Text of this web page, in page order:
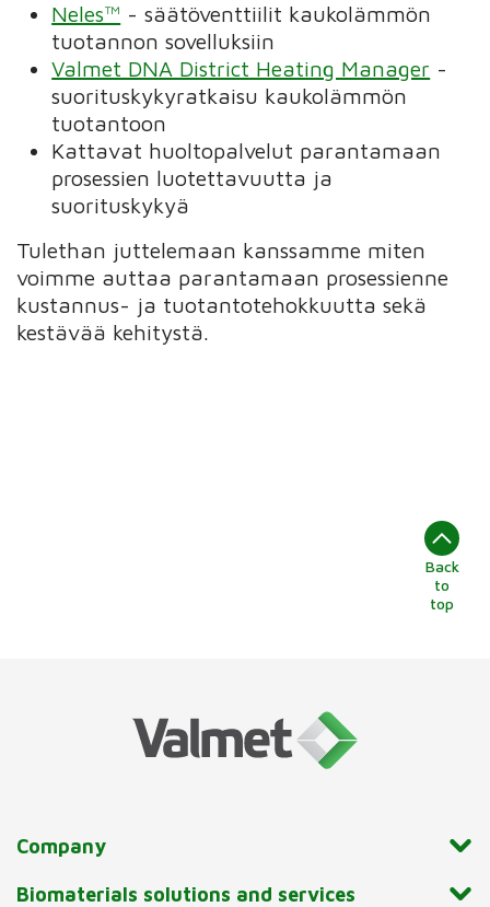
Neles™ - säätöventtiilit kaukolämmön
tuotannon sovelluksiin
Valmet DNA District Heating Manager -
suorituskykyratkaisu kaukolämmön
tuotantoon
Kattavat huoltopalvelut parantamaan
prosessien luotettavuutta ja
suorituskykyä
Tulethan juttelemaan kanssamme miten
voimme auttaa parantamaan prosessienne
kustannus- ja tuotantotehokkuutta sekä
kestävää kehitystä.
Back
to
top
Company
Biomaterials solutions and services